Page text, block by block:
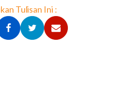
Tulisan Ini :